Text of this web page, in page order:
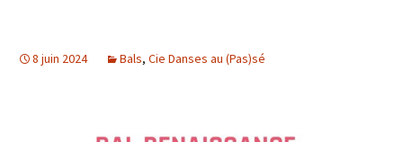
8 juin 2024 Bals, Cie Danses au (Pas)sé